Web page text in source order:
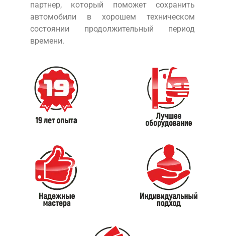
партнер, который поможет сохранить
автомобили в хорошем техническом
состоянии продолжительный период
времени.